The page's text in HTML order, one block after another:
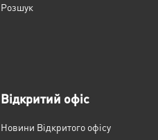
Розшук
Відкритий офіс
Новини Відкритого офісу